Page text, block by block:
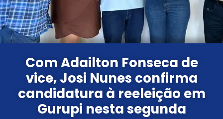
Com Adailton Fonseca de
vice, Josi Nunes confirma
candidatura à reeleição em
Gurupi nesta segunda